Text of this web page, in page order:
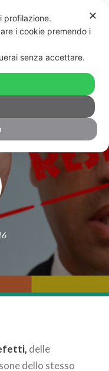
Consiglio di
dei
delle
dello stesso
✕
profilazione.
i cookie premendo i
senza accettare.